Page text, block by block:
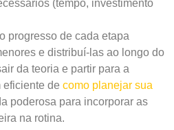
(tempo, investimento
progresso de cada etapa
e distribuí-las ao longo do
da teoria e partir para a
eficiente de como planejar sua
poderosa para incorporar as
na rotina.